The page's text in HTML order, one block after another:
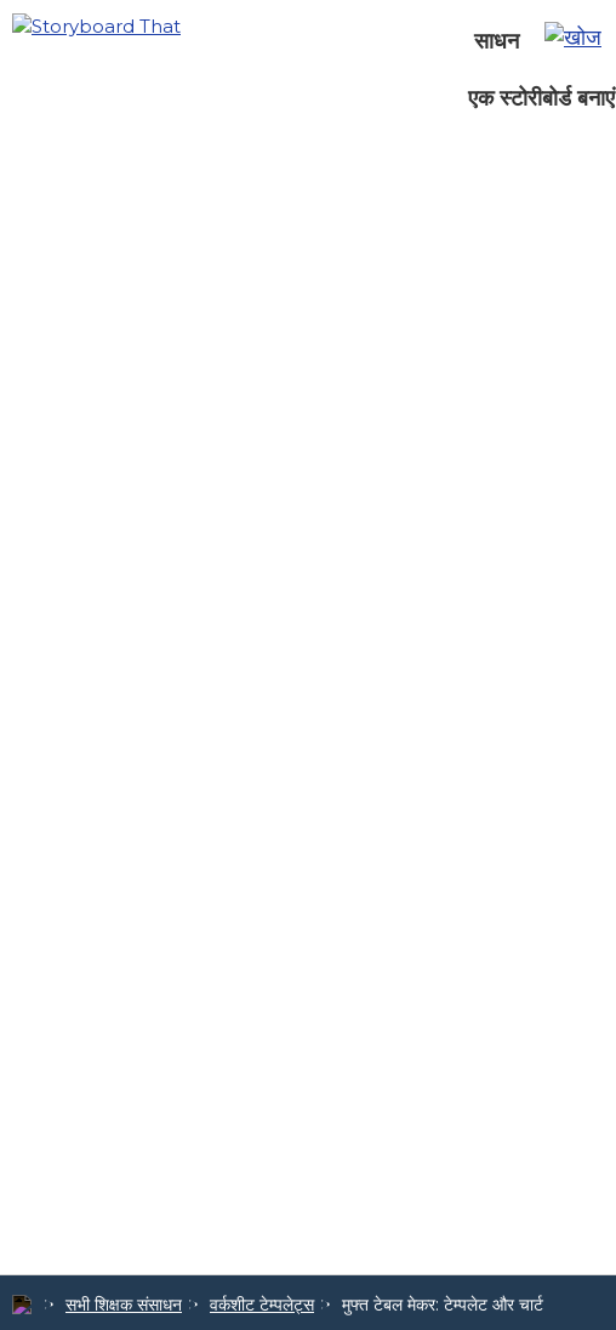
साधन
एक स्टोरीबोर्ड बनाएं
सभी शिक्षक संसाधन वर्कशीट टेम्पलेट्स मुफ्त टेबल मेकर: टेम्पलेट और चार्ट